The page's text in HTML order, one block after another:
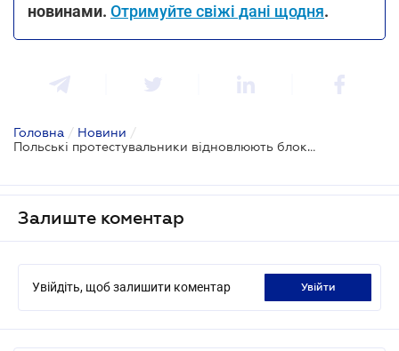
новинами. Отримуйте свіжі дані щодня.
Головна / Новини /
Польські протестувальники відновлюють блокаду пункту пропуску "Корчова - Краківець"
Залиште коментар
Увійдіть, щоб залишити коментар увійти